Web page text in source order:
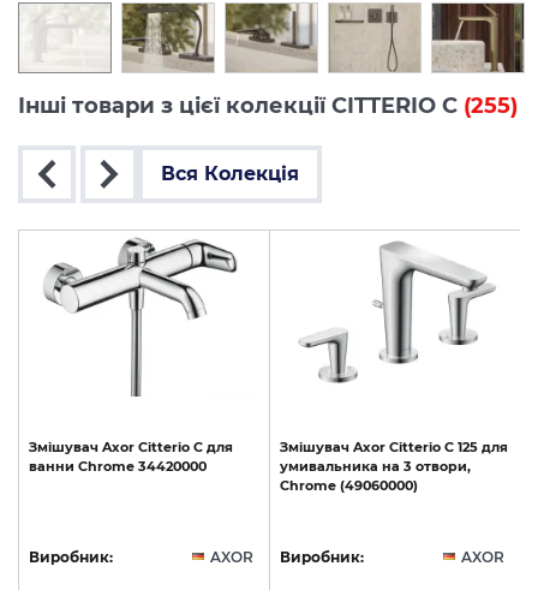
Інші товари з цієї колекції CITTERIO C (255)
Вся Колекція
Змішувач Axor Citterio C для
ванни Chrome 34420000
Виробник: AXOR
Змішувач Axor Citterio C 125 для
умивальника на 3 отвори,
Chrome (49060000)
Виробник: AXOR